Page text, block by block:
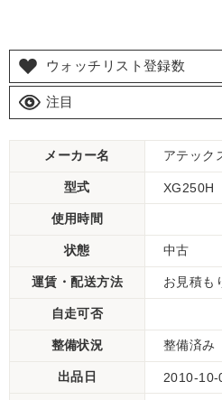
ウォッチリスト登録数
注目
メーカー名 アテック
型式 XG250H
使用時間
状態 中古
運賃・配送方法 お見積も
自走可否
整備状況 整備済み
出品日 2010-